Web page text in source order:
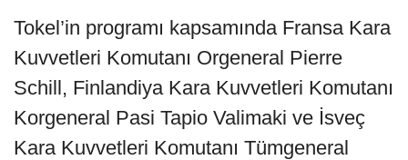
Tokel’in programı kapsamında Fransa Kara
Kuvvetleri Komutanı Orgeneral Pierre
Schill, Finlandiya Kara Kuvvetleri Komutanı
Korgeneral Pasi Tapio Valimaki ve İsveç
Kara Kuvvetleri Komutanı Tümgeneral